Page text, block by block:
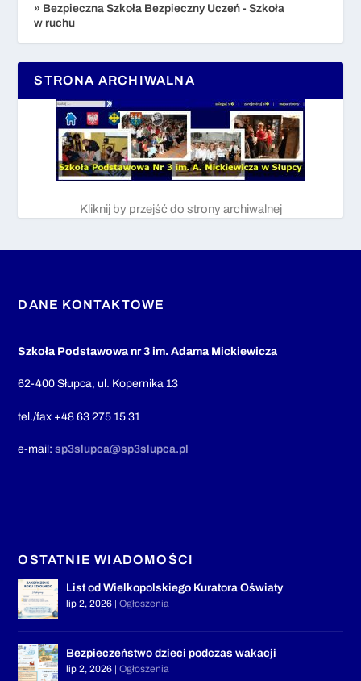
» Bezpieczna Szkoła Bezpieczny Uczeń - Szkoła
w ruchu
STRONA ARCHIWALNA
Kliknij by przejść do strony archiwalnej
DANE KONTAKTOWE
Szkoła Podstawowa nr 3 im. Adama Mickiewicza
62-400 Słupca, ul. Kopernika 13
tel./fax +48 63 275 15 31
e-mail:sp3slupca@sp3slupca.pl
OSTATNIE WIADOMOŚCI
List od Wielkopolskiego Kuratora Oświaty
lip 2, 2026 |Ogłoszenia
Bezpieczeństwo dzieci podczas wakacji
lip 2, 2026 |Ogłoszenia